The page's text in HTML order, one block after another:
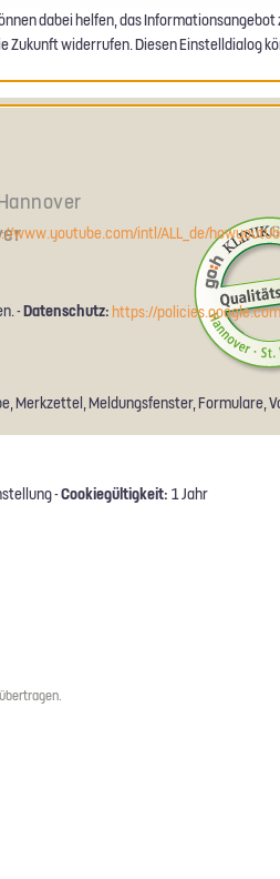
dabei helfen, das Informationsangebot
widerrufen. Diesen Einstelldialog
www.youtube.com/intl/ALL_de/
-Datenschutz: https://
Merkzettel, Meldungsfenster, Formulare,
-Cookiegültigkeit: 1 Jahr